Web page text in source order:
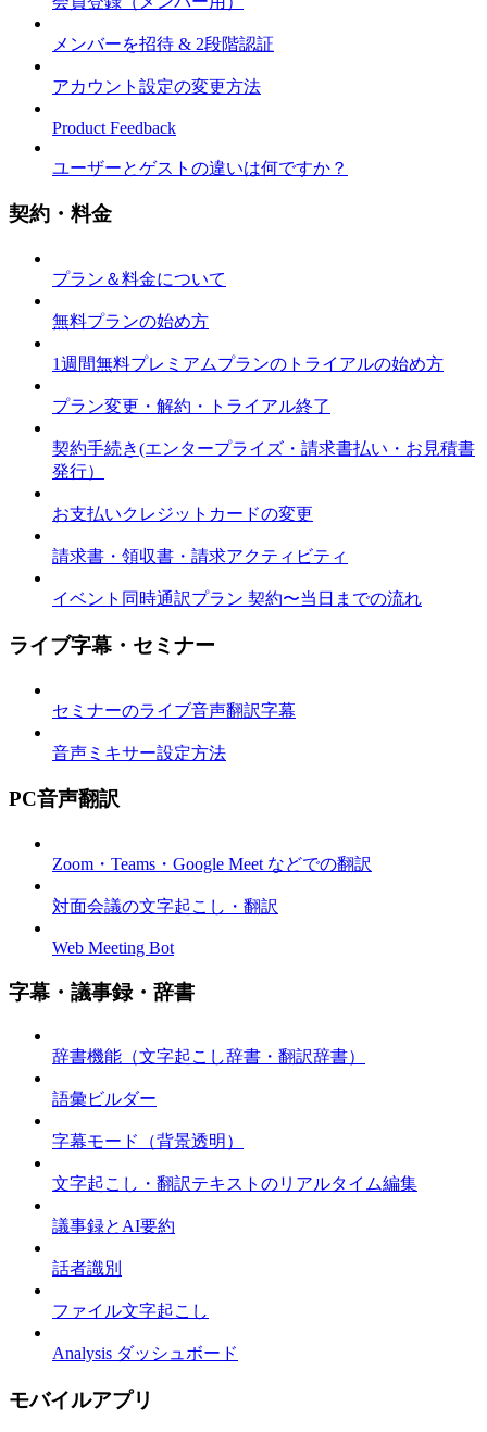
メンバーを招待 & 2段階認証
アカウント設定の変更方法
Product Feedback
ユーザーとゲストの違いは何ですか？
契約・料金
プラン＆料金について
無料プランの始め方
1週間無料プレミアムプランのトライアルの始め方
プラン変更・解約・トライアル終了
契約手続き(エンタープライズ・請求書払い・お見積書
発行）
お支払いクレジットカードの変更
請求書・領収書・請求アクティビティ
イベント同時通訳プラン 契約〜当日までの流れ
ライブ字幕・セミナー
セミナーのライブ音声翻訳字幕
音声ミキサー設定方法
PC音声翻訳
Zoom・Teams・Google Meet などでの翻訳
対面会議の文字起こし・翻訳
Web Meeting Bot
字幕・議事録・辞書
辞書機能（文字起こし辞書・翻訳辞書）
語彙ビルダー
字幕モード（背景透明）
文字起こし・翻訳テキストのリアルタイム編集
議事録とAI要約
話者識別
ファイル文字起こし
Analysis ダッシュボード
モバイルアプリ